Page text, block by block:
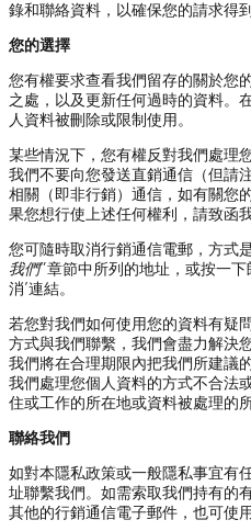
錄和聯絡資料，以確保您的請求得到
您的選擇
您有權要求查看我們留存的關於您
之處，以及更新任何過時的資料。
人資料被刪除或限制使用。
某些情況下，您有權反對我們處理
我們不要向您發送直銷通信（但請
相關（即非行銷）通信，如有關您
果您想行使上述任何權利，請致函
您可隨時取消行銷通信電郵，方式
我們”章節中所列的地址，或按一
消’連結。
若您對我們如何使用您的資料有疑
方式與我們聯繫，我們會盡力解決
我們將在合理期限內把我們所建議
我們處理您個人資料的方式不合法
住或工作的所在地或資料被處理的
聯絡我們
如對本隱私政策或一般隱私事宜有
址聯繫我們。如需索取我們持有的
其他的行銷通信電子郵件，也可使